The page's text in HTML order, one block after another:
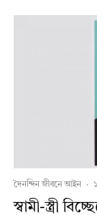
দৈনন্দিন জীবনে আইন ·
স্বামী-স্ত্রী